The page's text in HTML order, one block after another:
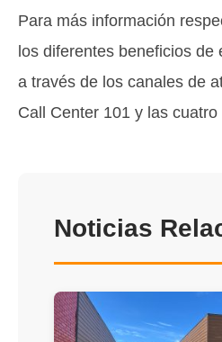
Para más información
los diferentes beneficios de
a través de los canales de
Call Center 101 y las
Noticias